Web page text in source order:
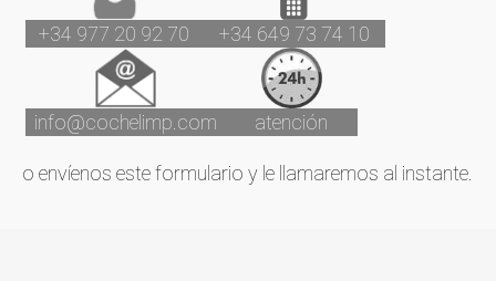
+34 977 20 92 70 +34 649 73 74 10
info@cochelimp.com atención
o envíenos este formulario y le llamaremos al instante.